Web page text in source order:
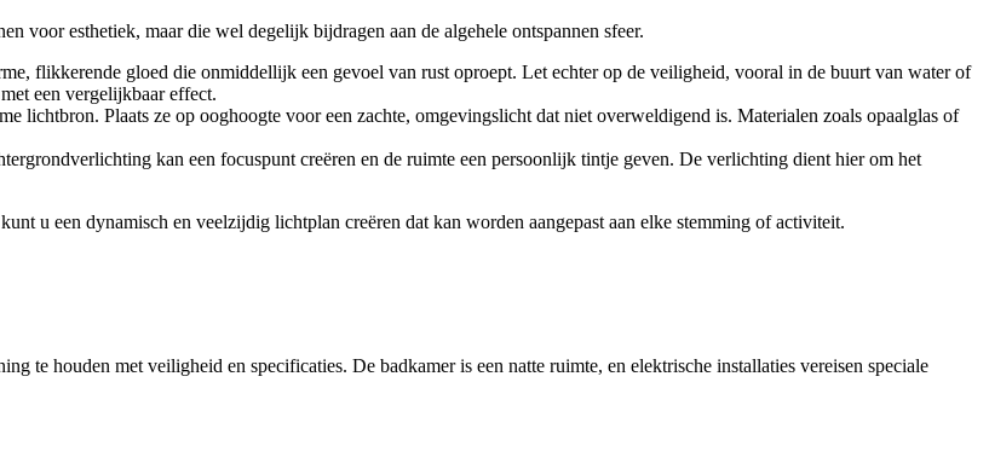
voor esthetiek, maar die wel degelijk bijdragen aan de algehele ontspannen sfeer.
flikkerende gloed die onmiddellijk een gevoel van rust oproept. Let echter op de veiligheid, vooral in de buurt van water of
een vergelijkbaar effect.
lichtbron. Plaats ze op ooghoogte voor een zachte, omgevingslicht dat niet overweldigend is. Materialen zoals opaalglas of
kan een focuspunt creëren en de ruimte een persoonlijk tintje geven. De verlichting dient hier om het
u een dynamisch en veelzijdig lichtplan creëren dat kan worden aangepast aan elke stemming of activiteit.
te houden met veiligheid en specificaties. De badkamer is een natte ruimte, en elektrische installaties vereisen speciale